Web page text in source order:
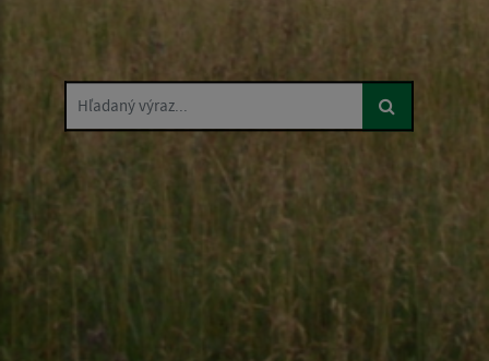
Hľadaný výraz...